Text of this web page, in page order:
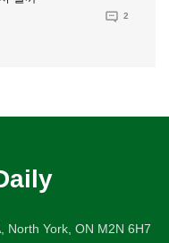
2
North York, ON M2N 6H7